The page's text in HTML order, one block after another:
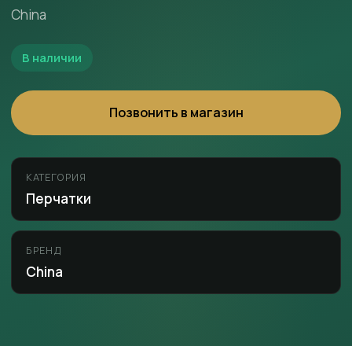
China
В наличии
Позвонить в магазин
КАТЕГОРИЯ
Перчатки
БРЕНД
China